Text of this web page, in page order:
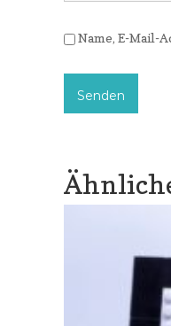
Name, E-Mail-